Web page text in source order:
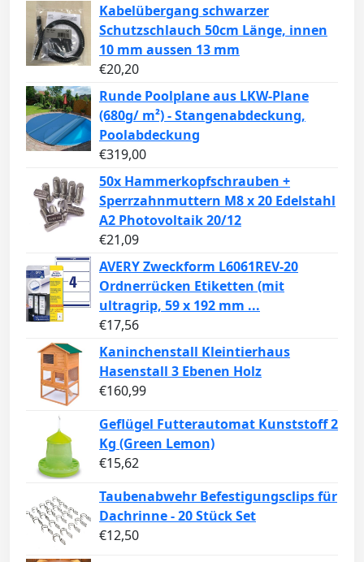
Kabelübergang schwarzer
Schutzschlauch 50cm Länge, innen
10 mm aussen 13 mm
€20,20
Runde Poolplane aus LKW-Plane
(680g/ m²) - Stangenabdeckung,
Poolabdeckung
€319,00
50x Hammerkopfschrauben +
Sperrzahnmuttern M8 x 20 Edelstahl
A2 Photovoltaik 20/12
€21,09
AVERY Zweckform L6061REV-20
Ordnerrücken Etiketten (mit
ultragrip, 59 x 192 mm ...
€17,56
Kaninchenstall Kleintierhaus
Hasenstall 3 Ebenen Holz
€160,99
Geflügel Futterautomat Kunststoff 2
Kg (Green Lemon)
€15,62
Taubenabwehr Befestigungsclips für
Dachrinne - 20 Stück Set
€12,50